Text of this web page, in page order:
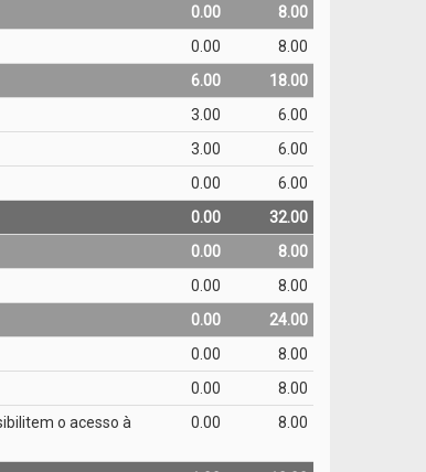
0.00
8.00
0.00
8.00
6.00
18.00
3.00
6.00
3.00
6.00
0.00
6.00
0.00
32.00
0.00
8.00
0.00
8.00
0.00
24.00
0.00
8.00
0.00
8.00
o acesso à
0.00 8.00